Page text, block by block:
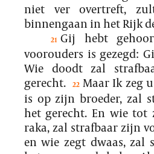
niet ver overtreft,
binnengaan in het Rijk
21 Gij hebt
voorouders is gezegd:
Wie doodt zal
gerecht.
22 Maar Ik zeg
is op zijn broeder, zal
het gerecht. En wie tot
raka, zal strafbaar zijn
en wie zegt dwaas, zal